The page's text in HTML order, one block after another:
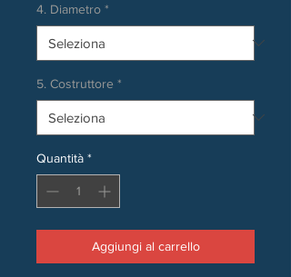
4. Diametro *
5. Costruttore *
Quantità *
Aggiungi al carrello